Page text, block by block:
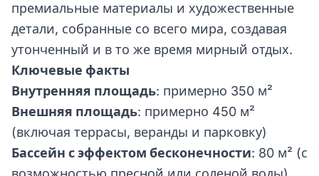
премиальные материалы и художественные
детали, собранные со всего мира, создавая
утонченный и в то же время мирный отдых.
Ключевые факты
Внутренняя площадь: примерно 350 м²
Внешняя площадь: примерно 450 м²
(включая террасы, веранды и парковку)
Бассейн с эффектом бесконечности: 80 м² (с